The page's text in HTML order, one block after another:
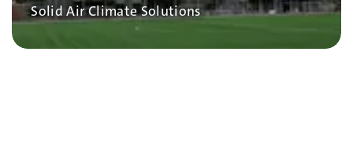
Bedrijf
Solid Air Climate Solutions